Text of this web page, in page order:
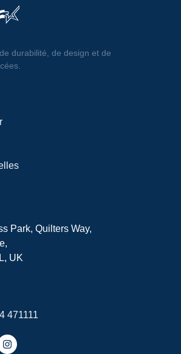
durabilité, de design et de
Park, Quilters Way,
UK
471111